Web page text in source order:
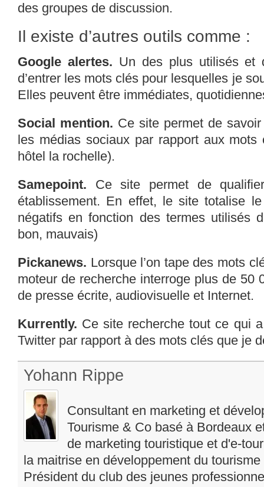
des groupes de discussion.
Il existe d’autres outils comme :
Google alertes. Un des plus utilisés et
d’entrer les mots clés pour lesquelles je
Elles peuvent être immédiates,
Social mention. Ce site permet de
les médias sociaux par rapport aux
hôtel la rochelle).
Samepoint. Ce site permet de
établissement. En effet, le site totalise
négatifs en fonction des termes utilisés
bon, mauvais)
Pickanews. Lorsque l’on tape des mots
moteur de recherche interroge plus de 50
de presse écrite, audiovisuelle et Internet.
Kurrently. Ce site recherche tout ce qui
Twitter par rapport à des mots clés que je
Yohann Rippe
Consultant en marketing et
Tourisme & Co basé à Bordeaux
de marketing touristique et d'e-
la maitrise en développement du
Président du club des jeunes